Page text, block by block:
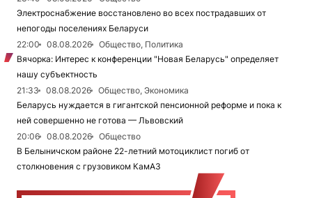
Электроснабжение восстановлено во всех пострадавших от
непогоды поселениях Беларуси
22:00
08.08.2026
Общество, Политика
Вячорка: Интерес к конференции "Новая Беларусь" определяет
нашу субъектность
21:33
08.08.2026
Общество, Экономика
Беларусь нуждается в гигантской пенсионной реформе и пока к
ней совершенно не готова — Львовский
20:06
08.08.2026
Общество
В Белыничском районе 22-летний мотоциклист погиб от
столкновения с грузовиком КамАЗ